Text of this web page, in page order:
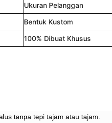
Ukuran Pelanggan
Bentuk Kustom
100% Dibuat Khusus
tanpa tepi tajam atau tajam.